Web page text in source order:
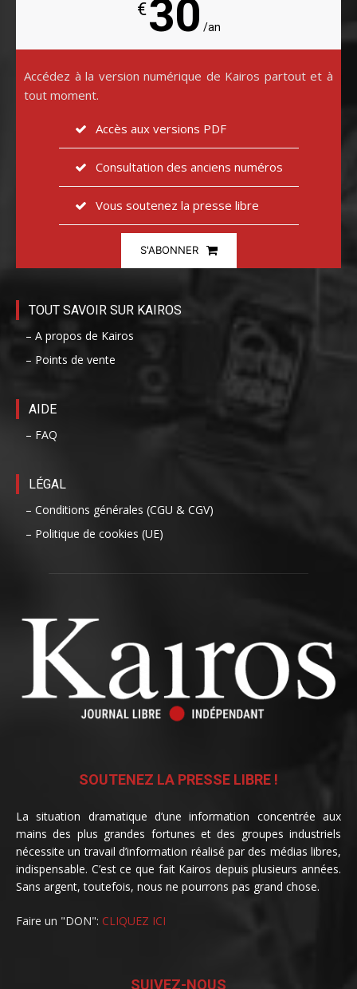
€30 /an
Accédez à la version numérique de Kairos partout et à
tout moment.
Accès aux versions PDF
Consultation des anciens numéros
Vous soutenez la presse libre
S'ABONNER
TOUT SAVOIR SUR KAIROS
– A propos de Kairos
– Points de vente
AIDE
– FAQ
LÉGAL
– Conditions générales (CGU & CGV)
– Politique de cookies (UE)
SOUTENEZ LA PRESSE LIBRE !
La situation dramatique d’une information concentrée aux
mains des plus grandes fortunes et des groupes industriels
nécessite un travail d’information réalisé par des médias libres,
indispensable. C’est ce que fait Kairos depuis plusieurs années.
Sans argent, toutefois, nous ne pourrons pas grand chose.
Faire un "DON": CLIQUEZ ICI
SUIVEZ-NOUS